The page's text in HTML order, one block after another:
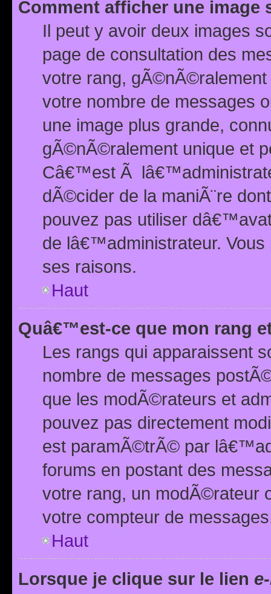
Comment afficher une image
Il peut y avoir deux images
page de consultation des
votre rang,
votre nombre de messages
une image plus grande,
gÃ©nÃ©ralement unique et
Câ€™est Ã
dÃ©cider de la maniÃ¨re
pouvez pas utiliser
de lâ€™administrateur.
ses raisons.
Haut
Quâ€™est-ce que mon rang
Les rangs qui apparaissent
nombre de messages
que les modÃ©rateurs et
pouvez pas directement
est paramÃ©trÃ© par
forums en postant des
votre rang, un modÃ©rateur
votre compteur de
Haut
Lorsque je clique sur le lien